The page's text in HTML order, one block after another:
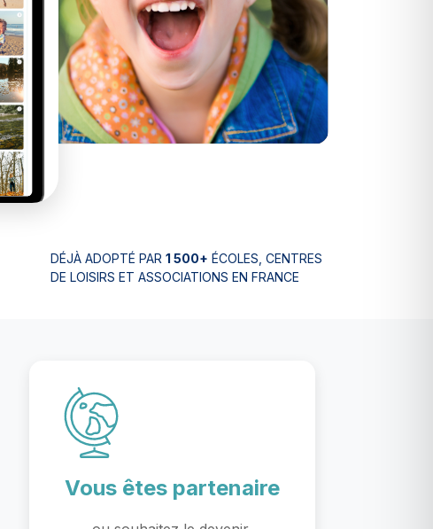
DÉJÀ ADOPTÉ PAR 1 500+ ÉCOLES, CENTRES
DE LOISIRS ET ASSOCIATIONS EN FRANCE
Vous êtes partenaire